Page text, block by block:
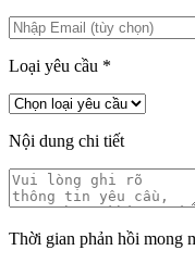
Loại yêu cầu *
Nội dung chi tiết
Thời gian phản hồi mong